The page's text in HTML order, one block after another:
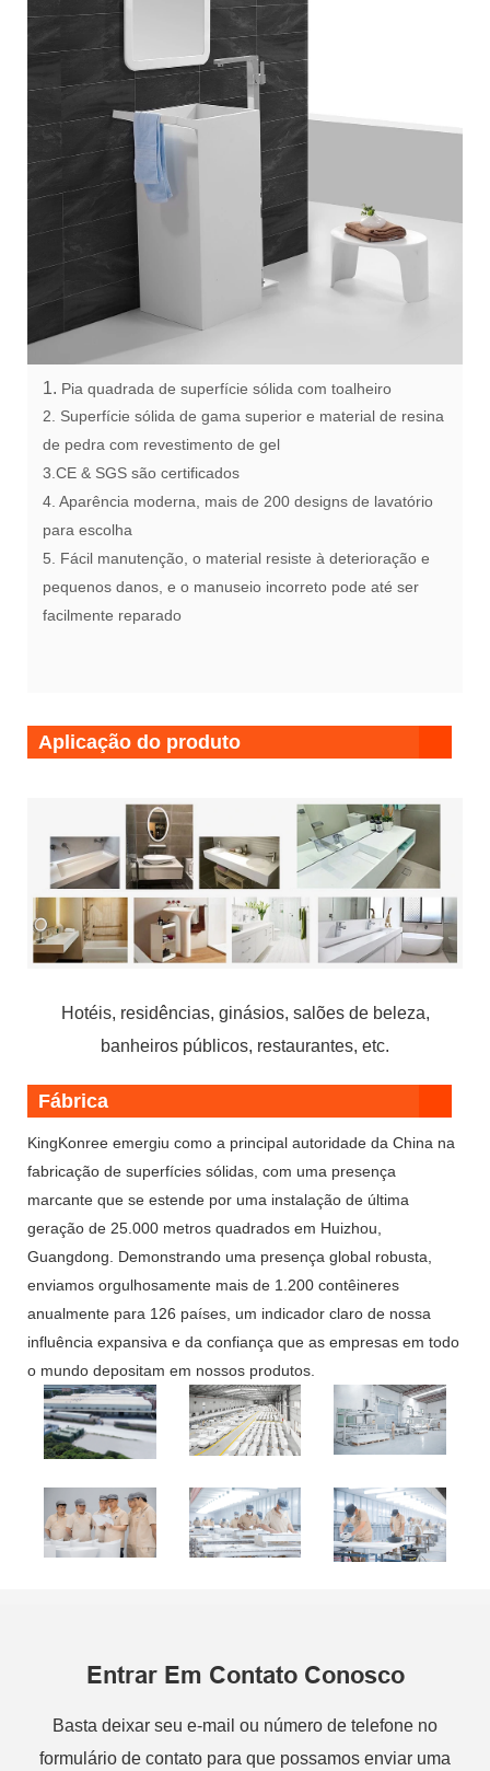
1. Pia quadrada de superfície sólida com toalheiro
2. Superfície sólida de gama superior e material de resina
de pedra com revestimento de gel
3.CE & SGS são certificados
4. Aparência moderna, mais de 200 designs de lavatório
para escolha
5. Fácil manutenção, o material resiste à deterioração e
pequenos danos, e o manuseio incorreto pode até ser
facilmente reparado
Aplicação do produto
Hotéis, residências, ginásios, salões de beleza,
banheiros públicos, restaurantes, etc.
Fábrica
KingKonree emergiu como a principal autoridade da China na
fabricação de superfícies sólidas, com uma presença
marcante que se estende por uma instalação de última
geração de 25.000 metros quadrados em Huizhou,
Guangdong. Demonstrando uma presença global robusta,
enviamos orgulhosamente mais de 1.200 contêineres
anualmente para 126 países, um indicador claro de nossa
influência expansiva e da confiança que as empresas em todo
o mundo depositam em nossos produtos.
Entrar Em Contato Conosco
Basta deixar seu e-mail ou número de telefone no
formulário de contato para que possamos enviar uma